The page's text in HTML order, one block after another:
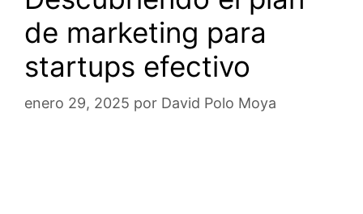
de marketing para
startups efectivo
enero 29, 2025 por David Polo Moya